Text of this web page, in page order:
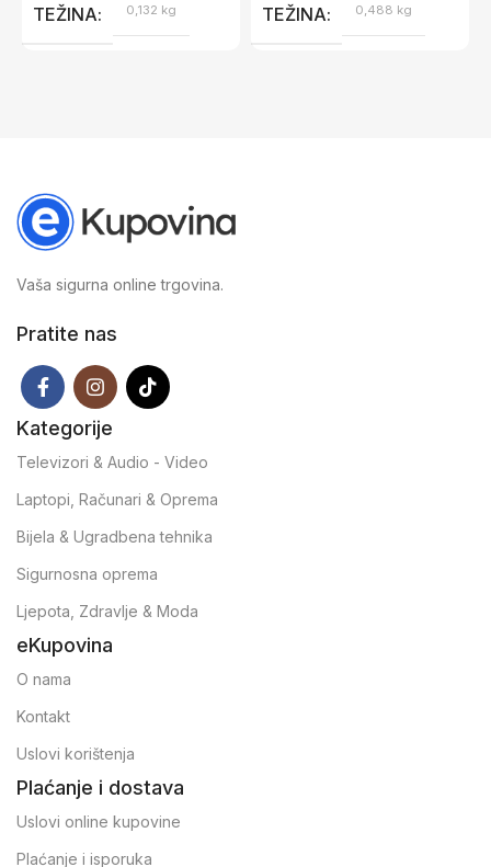
TEŽINA 0,132 kg TEŽINA 0,488 kg
Vaša sigurna online trgovina.
Pratite nas
Kategorije
Televizori & Audio - Video
Laptopi, Računari & Oprema
Bijela & Ugradbena tehnika
Sigurnosna oprema
Ljepota, Zdravlje & Moda
eKupovina
O nama
Kontakt
Uslovi korištenja
Plaćanje i dostava
Uslovi online kupovine
Plaćanje i isporuka